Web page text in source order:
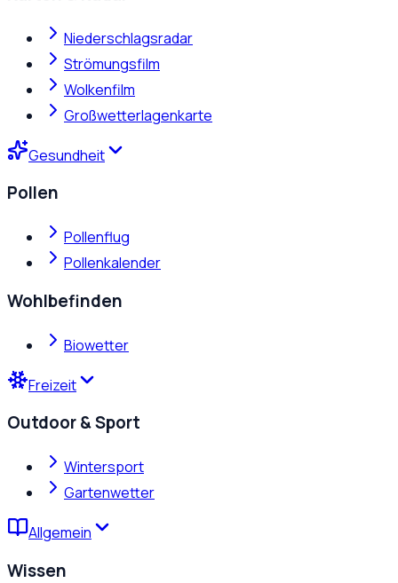
Niederschlagsradar
Strömungsfilm
Wolkenfilm
Großwetterlagenkarte
Gesundheit
Pollen
Pollenflug
Pollenkalender
Wohlbefinden
Biowetter
Freizeit
Outdoor & Sport
Wintersport
Gartenwetter
Allgemein
Wissen